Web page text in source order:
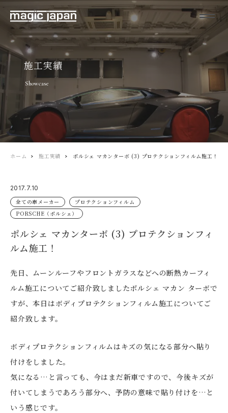
施工実績
Showcase
ホーム 施工実績 ポルシェ マカンターボ (3) プロテクションフィルム施工！
2017.7.10
全ての車メーカー
プロテクションフィルム
PORSCHE（ポルシェ）
ポルシェ マカンターボ (3) プロテクションフィ
ルム施工！
先日、ムーンルーフやフロントガラスなどへの断熱カーフィ
ルム施工についてご紹介致しましたポルシェ マカン ターボで
すが、本日はボディプロテクションフィルム施工についてご
紹介致します。
ボディプロテクションフィルムはキズの気になる部分へ貼り
付けをしました。
気になる…と言っても、今はまだ新車ですので、今後キズが
付いてしまうであろう部分へ、予防の意味で貼り付けを…と
いう感じです。